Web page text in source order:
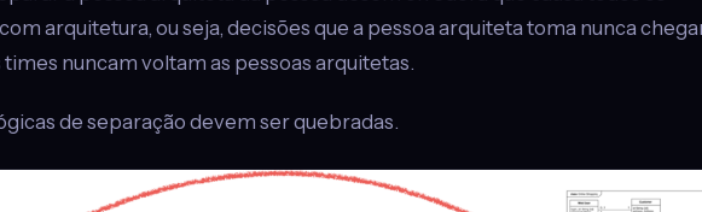
arquitetura, ou seja, decisões que a pessoa arquiteta toma nunca
nuncam voltam as pessoas arquitetas.
de separação devem ser quebradas.